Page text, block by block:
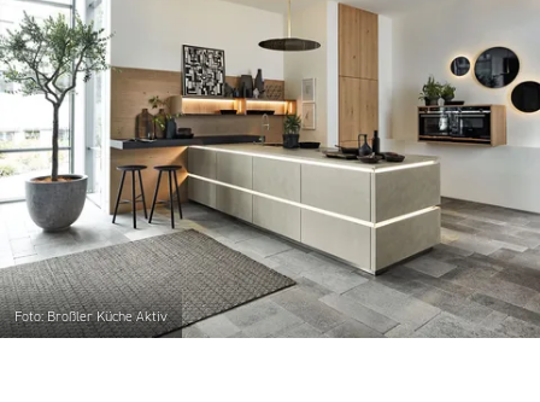
Foto: Broßler Küche Aktiv